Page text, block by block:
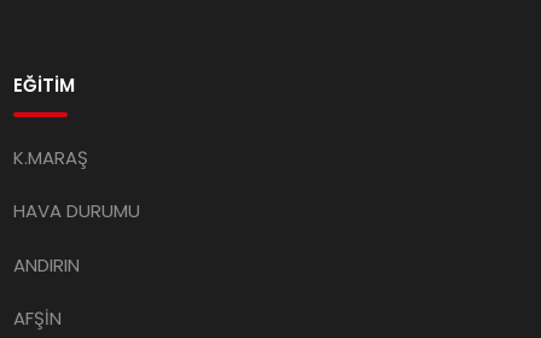
EĞİTİM
K.MARAŞ
HAVA DURUMU
ANDIRIN
AFŞİN